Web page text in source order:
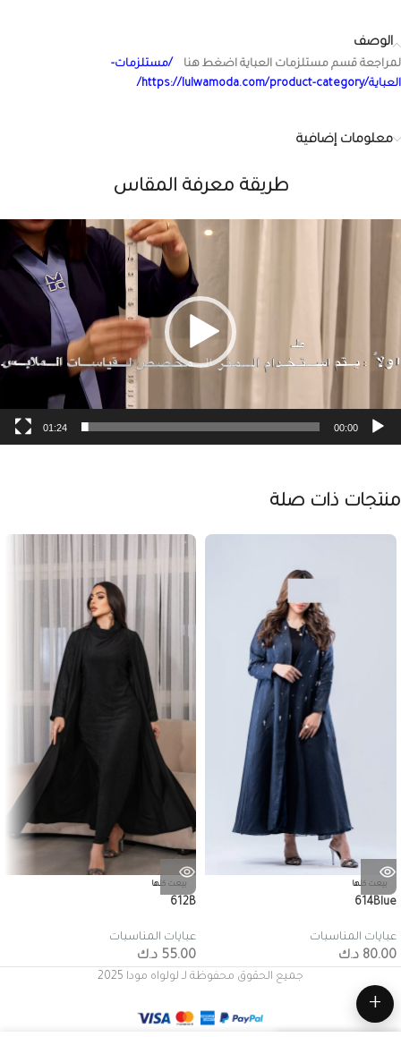
الوصف
لمراجعة قسم مستلزمات العباية اضغط هنا
/مستلزمات-
العباية/https://lulwamoda.com/product-category/
معلومات إضافية
طريقة معرفة المقاس
00:00
01:24
منتجات ذات صلة
بيعت كلها
614Blue
عبايات المناسبات
80.00 د.ك
بيعت كلها
612B
عبايات المناسبات
55.00 د.ك
جميع الحقوق محفوظة لـ لولواه مودا 2025
+